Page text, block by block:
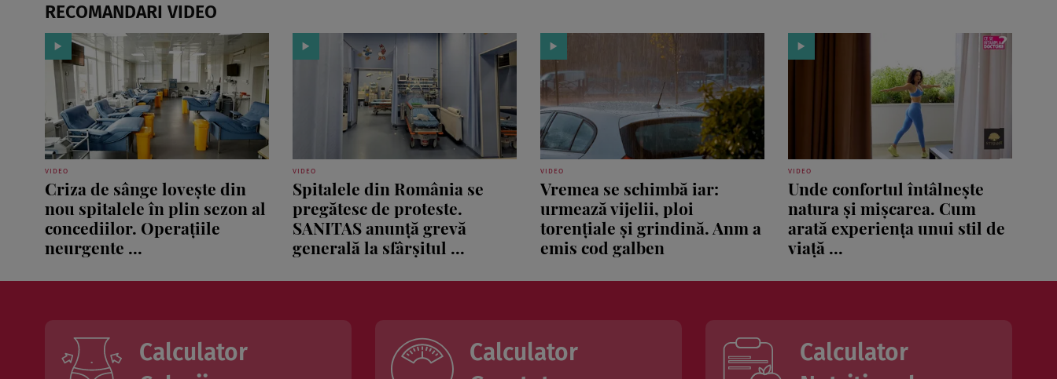
RECOMANDARI VIDEO
VIDEO
Criza de sânge lovește din
nou spitalele în plin sezon al
concediilor. Operațiile
neurgente ...
VIDEO
Spitalele din România se
pregătesc de proteste.
SANITAS anunță grevă
generală la sfârșitul ...
VIDEO
Vremea se schimbă iar:
urmează vijelii, ploi
torențiale și grindină. Anm a
emis cod galben
VIDEO
Unde confortul întâlnește
natura și mișcarea. Cum
arată experiența unui stil de
viață ...
Calculator
Calculator
Calculator